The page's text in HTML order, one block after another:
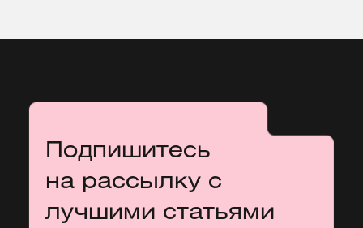
Подпишитесь
на рассылку с
лучшими статьями